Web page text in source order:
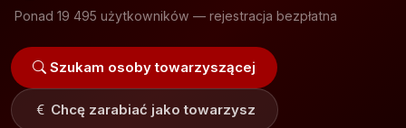
Ponad 19 495 użytkowników — rejestracja bezpłatna
Szukam osoby towarzyszącej
Chcę zarabiać jako towarzysz